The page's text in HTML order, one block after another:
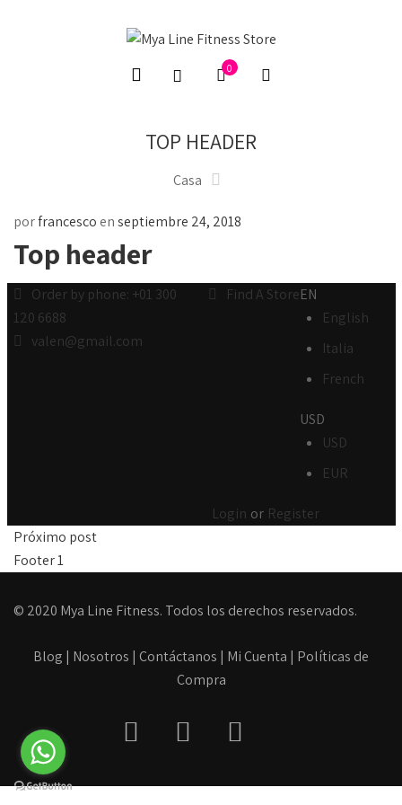
0
TOP HEADER
Casa
porfrancesco enseptiembre 24, 2018
Top header
Order by phone: +01 300
120 6688
valen@gmail.com
Find A StoreEN
English
Italia
French
USD
USD
EUR
Login or Register
Próximo post
Footer 1
© 2020 Mya Line Fitness. Todos los derechos reservados.
Blog | Nosotros | Contáctanos | Mi Cuenta | Políticas de
Compra